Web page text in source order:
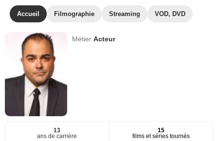
Accueil Filmographie Streaming VOD, DVD
MétierActeur
13
ans de carrière
15
films et séries tournés